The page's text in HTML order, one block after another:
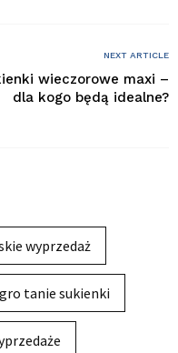
NEXT ARTICLE
wieczorowe maxi –
dla kogo będą idealne?
wyprzedaż
tanie sukienki